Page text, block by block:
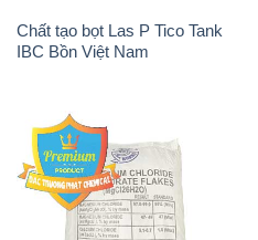
Chất tạo bọt Las P Tico Tank
IBC Bồn Việt Nam